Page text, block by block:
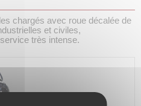
chargés avec roue décalée de
et civiles,
très intense.